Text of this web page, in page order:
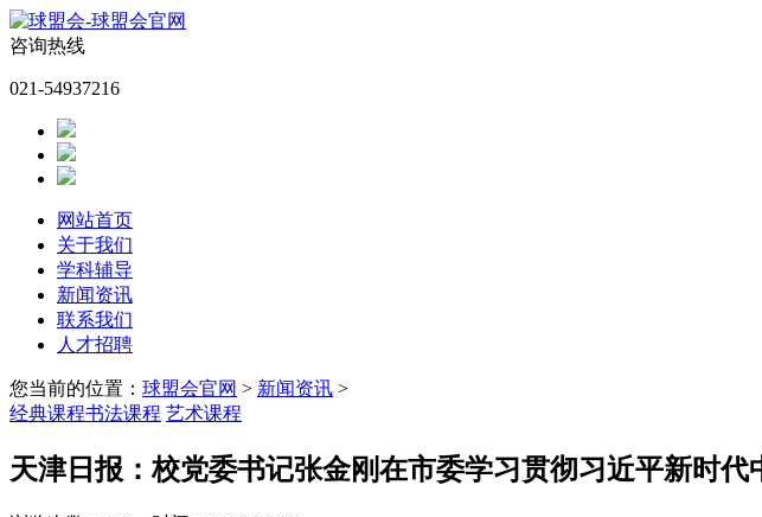
咨询热线
021-54937216
网站首页
关于我们
学科辅导
新闻资讯
联系我们
人才招聘
您当前的位置： 球盟会官网 > 新闻资讯 >
经典课程书法课程 艺术课程
天津日报：校党委书记张金刚在市委学习贯彻习近平新时